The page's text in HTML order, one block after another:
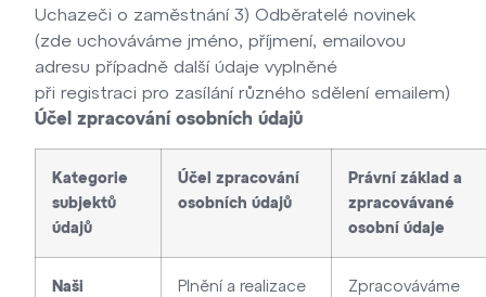
Uchazeči o zaměstnání 3) Odběratelé novinek
(zde uchováváme jméno, příjmení, emailovou
adresu případně další údaje vyplněné
při registraci pro zasílání různého sdělení emailem)
Účel zpracování osobních údajů
Kategorie
subjektů
údajů
Účel zpracování
osobních údajů
Právní základ a
zpracovávané
osobní údaje
Naši
Plnění a realizace
Zpracováváme